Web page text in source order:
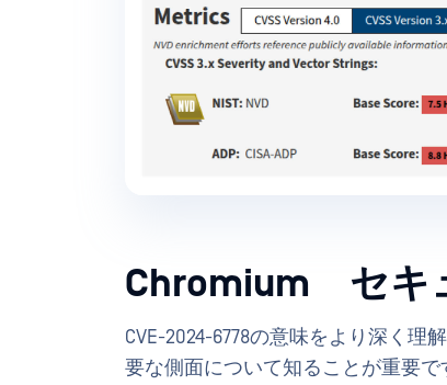
Chromium セキ
CVE-2024-6778の意味をより深く
要な側面について知ることが重要で